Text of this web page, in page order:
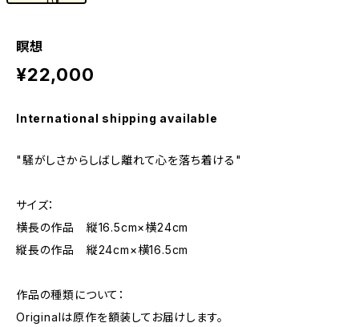
瞑想
¥22,000
International shipping available
"騒がしさからしばし離れて心を落ち着ける"
サイズ：
横長の作品 縦16.5cm×横24cm
縦長の作品 縦24cm×横16.5cm
作品の種類について：
Originalは原作を額装してお届けします。